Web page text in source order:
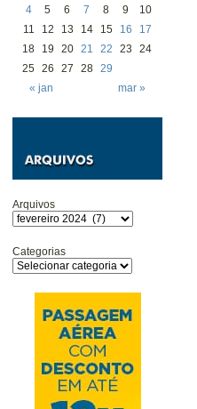
« jan mar »
4
5 6 7 8 9
10
11
12 13 14 15 16
17
18
19 20 21 22 23
24
25 26 27 28 29
Arquivos
Categorias